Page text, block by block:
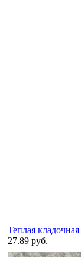
Теплая
27.89 руб.